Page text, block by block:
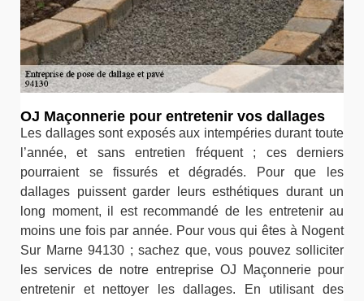
OJ Maçonnerie pour entretenir vos dallages
Les dallages sont exposés aux intempéries durant toute
l’année, et sans entretien fréquent ; ces derniers
pourraient se fissurés et dégradés. Pour que les
dallages puissent garder leurs esthétiques durant un
long moment, il est recommandé de les entretenir au
moins une fois par année. Pour vous qui êtes à Nogent
Sur Marne 94130 ; sachez que, vous pouvez solliciter
les services de notre entreprise OJ Maçonnerie pour
entretenir et nettoyer les dallages. En utilisant des